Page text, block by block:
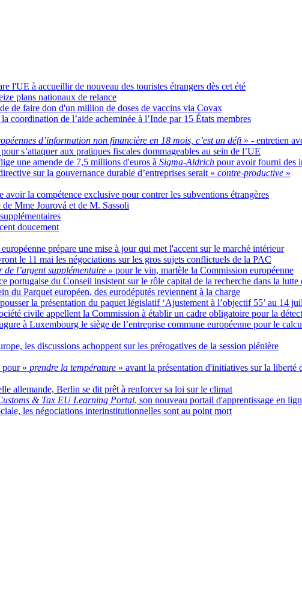
l'UE à accueillir de nouveau des touristes étrangers dès cet été
plans nationaux de relance
de faire don d'un million de doses de vaccins via Covax
coordination de l’aide acheminée à l’Inde par 15 États membres
d’information non financière en 18 mois, c’est un défi » - entretien
s’attaquer aux pratiques fiscales dommageables au sein de l’UE
une amende de 7,5 millions d'euros à Sigma-Aldrich pour avoir fourni des
sur la gouvernance durable d’entreprises serait « contre-productive »
avoir la compétence exclusive pour contrer les subventions étrangères
de Mme Jourová et de M. Sassoli
doucement
prépare une mise à jour qui met l'accent sur le marché intérieur
le 11 mai les négociations sur les gros sujets conflictuels de la PAC
de l’argent supplémentaire » pour le vin, martèle la Commission européenne
portugaise du Conseil insistent sur le rôle capital de la recherche dans la lutte
du Parquet européen, des eurodéputés reviennent à la charge
la présentation du paquet législatif ‘Ajustement à l’objectif 55’ au 14
civile appellent la Commission à établir un cadre obligatoire pour la
à Luxembourg le siège de l’entreprise commune européenne pour le
les discussions achoppent sur les prérogatives de la session plénière
pour « prendre la température » avant la présentation d'initiatives sur la liberté
allemande, Berlin se dit prêt à renforcer sa loi sur le climat
& Tax EU Learning Portal, son nouveau portail d'apprentissage en
les négociations interinstitutionnelles sont au point mort